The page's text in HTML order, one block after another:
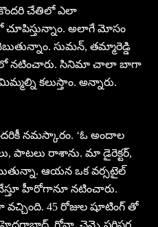
చేతిలో ఎలా
అలాగే మోసం
సుమన్, తమ్మారెడ్డి
లో నటించారు. సినిమా చాలా బాగా
కలుస్తాం. అన్నారు.
నమస్కారం. ‘ఓ అందాల
పాటలు రాశాను. మా డైరెక్టర్,
ఆయన ఒక వర్సటైల్
చేస్తూ హీరోగానూ నటించారు.
45 రోజుల షూటింగ్ తో
హైదరాబాద్, గోవా, చెన్నై పరిసర